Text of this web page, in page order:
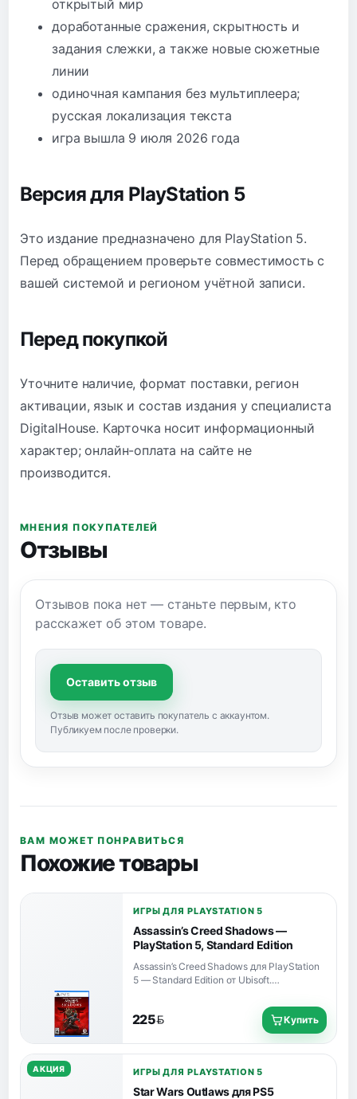
открытый мир
доработанные сражения, скрытность и
задания слежки, а также новые сюжетные
линии
одиночная кампания без мультиплеера;
русская локализация текста
игра вышла 9 июля 2026 года
Версия для PlayStation 5
Это издание предназначено для PlayStation 5.
Перед обращением проверьте совместимость с
вашей системой и регионом учётной записи.
Перед покупкой
Уточните наличие, формат поставки, регион
активации, язык и состав издания у специалиста
DigitalHouse. Карточка носит информационный
характер; онлайн-оплата на сайте не
производится.
МНЕНИЯ ПОКУПАТЕЛЕЙ
Отзывы
Отзывов пока нет — станьте первым, кто
расскажет об этом товаре.
Оставить отзыв
Отзыв может оставить покупатель с аккаунтом.
Публикуем после проверки.
ВАМ МОЖЕТ ПОНРАВИТЬСЯ
Похожие товары
ИГРЫ ДЛЯ PLAYSTATION 5
Assassin’s Creed Shadows —
PlayStation 5, Standard Edition
Assassin’s Creed Shadows для PlayStation
5 — Standard Edition от Ubisoft.
интерфейсом и субтитрами, без русской
озвучки.
225
BYN Купить
АКЦИЯ ИГРЫ ДЛЯ PLAYSTATION 5
Star Wars Outlaws для PS5